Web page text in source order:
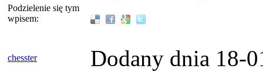
Podzielenie się tym
wpisem:
chesster Dodany dnia 18-